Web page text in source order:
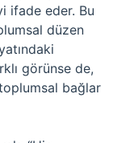
ifade eder. Bu
düzen
görünse de,
bağlar